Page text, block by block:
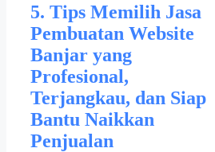
5. Tips Memilih Jasa
Pembuatan Website
Banjar yang
Profesional,
Terjangkau, dan Siap
Bantu Naikkan
Penjualan